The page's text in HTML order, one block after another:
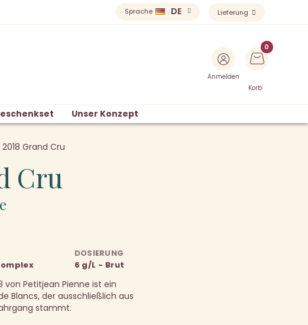
Sprache DE Lieferung
Anmelden
Korb
Unser Konzept
Grand Cru
Cru
DOSIERUNG
6 g/L - Brut
von Petitjean Pienne ist ein
Blancs, der ausschließlich aus
stammt.